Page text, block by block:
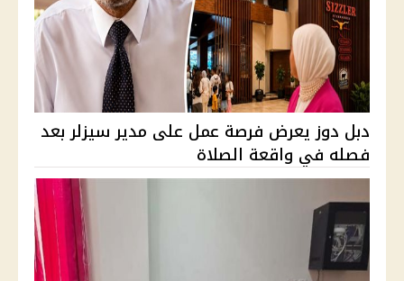
دبل دوز يعرض فرصة عمل على مدير سيزلر بعد
فصله في واقعة الصلاة